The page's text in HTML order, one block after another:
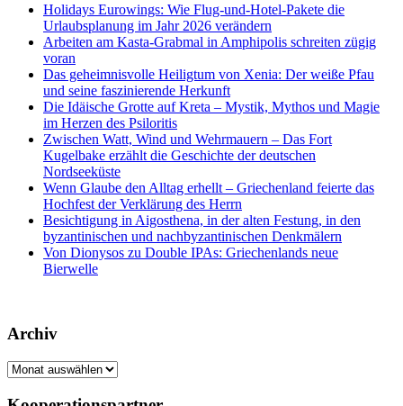
Holidays Eurowings: Wie Flug-und-Hotel-Pakete die
Urlaubsplanung im Jahr 2026 verändern
Arbeiten am Kasta-Grabmal in Amphipolis schreiten zügig
voran
Das geheimnisvolle Heiligtum von Xenia: Der weiße Pfau
und seine faszinierende Herkunft
Die Idäische Grotte auf Kreta – Mystik, Mythos und Magie
im Herzen des Psiloritis
Zwischen Watt, Wind und Wehrmauern – Das Fort
Kugelbake erzählt die Geschichte der deutschen
Nordseeküste
Wenn Glaube den Alltag erhellt – Griechenland feierte das
Hochfest der Verklärung des Herrn
Besichtigung in Aigosthena, in der alten Festung, in den
byzantinischen und nachbyzantinischen Denkmälern
Von Dionysos zu Double IPAs: Griechenlands neue
Bierwelle
Archiv
Archiv